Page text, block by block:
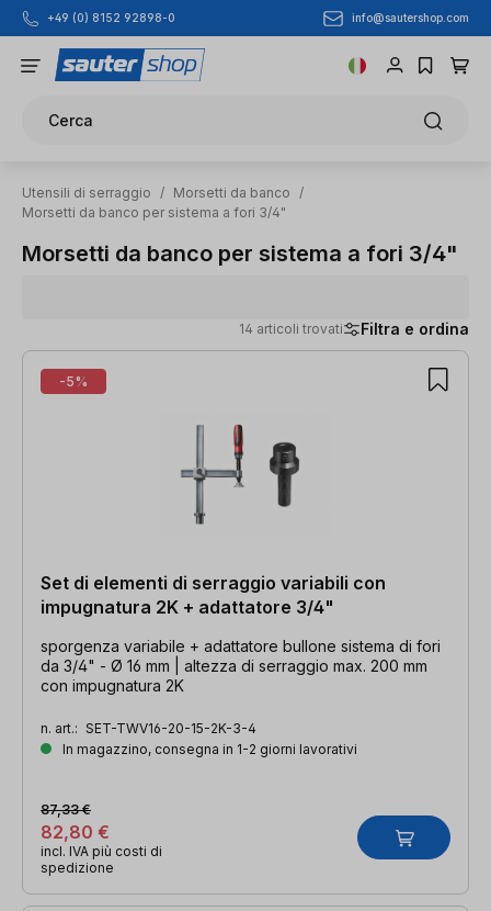
Passa al contenuto principale
+49 (0) 8152 92898-0 info@sautershop.com
Cerca
Utensili di serraggio / Morsetti da banco
/
Morsetti da banco per sistema a fori 3/4"
Morsetti da banco per sistema a fori 3/4"
14 articoli trovati Filtra e ordina
14 articoli trovati
-5%
Set di elementi di serraggio variabili con
impugnatura 2K + adattatore 3/4"
sporgenza variabile + adattatore bullone sistema di fori
da 3/4" - Ø 16 mm | altezza di serraggio max. 200 mm
con impugnatura 2K
n. art.: SET-TWV16-20-15-2K-3-4
In magazzino, consegna in 1-2 giorni lavorativi
82,80 €
87,33 €
incl. IVA più costi di
spedizione